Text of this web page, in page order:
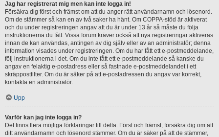
Jag har registrerat mig men kan inte logga in!
Försäkra dig först och främst om att du anger rätt användarnamn och lösenord.
Om de stämmer så kan en av två saker ha hänt. Om COPPA-stöd är aktiverat
och du under registreringen angav att du är under 13 år så måste du följa
instruktionerna du fått. Vissa forum kräver också att nya registreringar aktiveras
innan de kan användas, antingen av dig själv eller av an administratör; denna
information visades under registreringen. Om du har fått ett e-postmeddelande,
följ instruktionerna i det. Om du inte fått ett e-postmeddelande så kanske du
angav en felaktig e-postadress eller så fastnade e-postmeddelandet i ett
skräppostfilter. Om du är säker på att e-postadressen du angav var korrekt,
kontakta en administratör.
Upp
Varför kan jag inte logga in?
Det finns flera möjliga förklaringar till detta. Först och främst, försäkra dig om att
ditt användarnamn och lösenord stämmer. Om du är säker på att de stämmer,